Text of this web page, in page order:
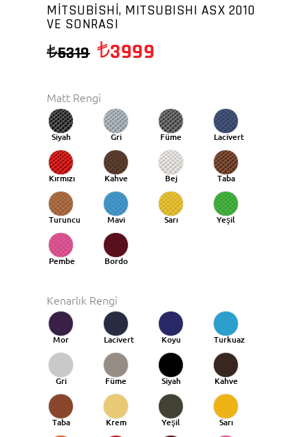
MİTSUBİSHİ, MITSUBISHI ASX 2010
VE SONRASI
5319 3999
Matt Rengi
Siyah Gri Füme Lacivert
Kırmızı Kahve Bej Taba
Turuncu
Taba
Mavi Sarı Yeşil
Pembe Bordo
Kenarlık Rengi
Mor Lacivert
Koyu
Mavi
Turkuaz
Gri Füme Siyah Kahve
Taba Krem Yeşil Sarı